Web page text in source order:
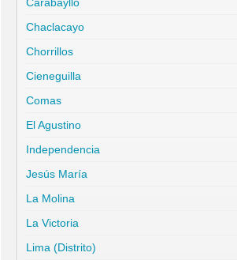
Chaclacayo
Chorrillos
Cieneguilla
Comas
El Agustino
Independencia
Jesús María
La Molina
La Victoria
Lima (Distrito)